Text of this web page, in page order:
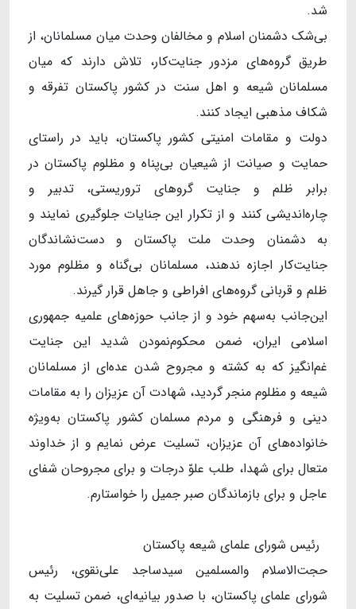
شد.
بی‌شک دشمنان اسلام و مخالفان وحدت میان مسلمانان، از
طریق گروه‌های مزدور جنایت‌کار، تلاش دارند که میان
مسلمانان شیعه و اهل سنت در کشور پاکستان تفرقه و
شکاف مذهبی ایجاد کنند.
دولت و مقامات امنیتی کشور پاکستان، باید در راستای
حمایت و صیانت از شیعیان بی‌پناه و مظلوم پاکستان در
برابر ظلم و جنایت گرو‌های تروریستی، تدبیر و
چاره‌اندیشی کنند و از تکرار این جنایات جلوگیری نمایند و
به دشمنان وحدت ملت پاکستان و دست‌نشاندگان
جنایت‌کار اجازه ندهند، مسلمانان بی‌گناه و مظلوم مورد
ظلم و قربانی گروه‌های افراطی و جاهل قرار گیرند.
این‌جانب به‌سهم خود و از جانب حوزه‌های علمیه جمهوری
اسلامی ایران، ضمن محکوم‌نمودن شدید این جنایت
غم‌انگیز که به کشته و مجروح شدن عده‌ای از مسلمانان
شیعه و مظلوم منجر گردید، شهادت آن عزیزان را به مقامات
دینی و فرهنگی و مردم مسلمان کشور پاکستان به‌ویژه
خانواده‌های آن عزیزان، تسلیت عرض نمایم و از خداوند
متعال برای شهدا، طلب علوّ درجات و برای مجروحان شفای
عاجل و برای بازماندگان صبر جمیل را خواستارم.
رئیس شورای علمای شیعه پاکستان
​​​​​​​حجت‌الاسلام والمسلمین سیدساجد علی‌نقوی، رئیس
شورای علمای پاکستان، با صدور بیانیه‌ای، ضمن تسلیت به